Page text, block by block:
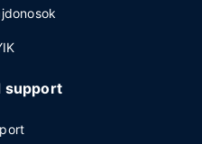
support